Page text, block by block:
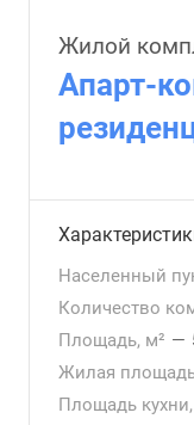
Жилой
Апарт-
Населенный
Количество
Площадь, м² —
Жилая
Площадь